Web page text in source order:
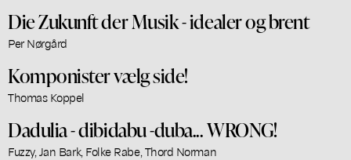
Die Zukunft der Musik - idealer og brent
Per Nørgård
Komponister vælg side!
Thomas Koppel
Dadulia - dibidabu -duba... WRONG!
Fuzzy, Jan Bark, Folke Rabe, Thord Norman